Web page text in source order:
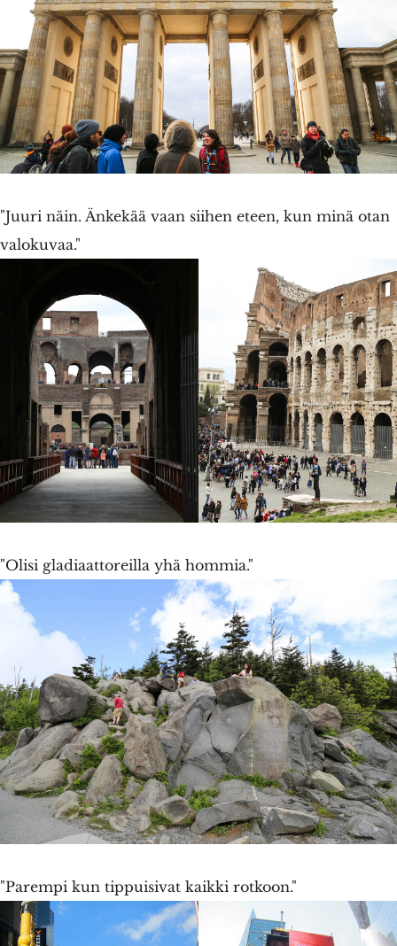
"Juuri näin. Änkekää vaan siihen eteen, kun minä otan
valokuvaa."
"Olisi gladiaattoreilla yhä hommia."
"Parempi kun tippuisivat kaikki rotkoon."